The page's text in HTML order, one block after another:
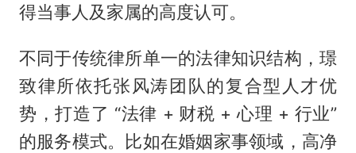
得当事人及家属的高度认可。
不同于传统律所单一的法律知识结构，璟
致律所依托张风涛团队的复合型人才优
势，打造了 “法律 + 财税 + 心理 + 行业”
的服务模式。比如在婚姻家事领域，高净